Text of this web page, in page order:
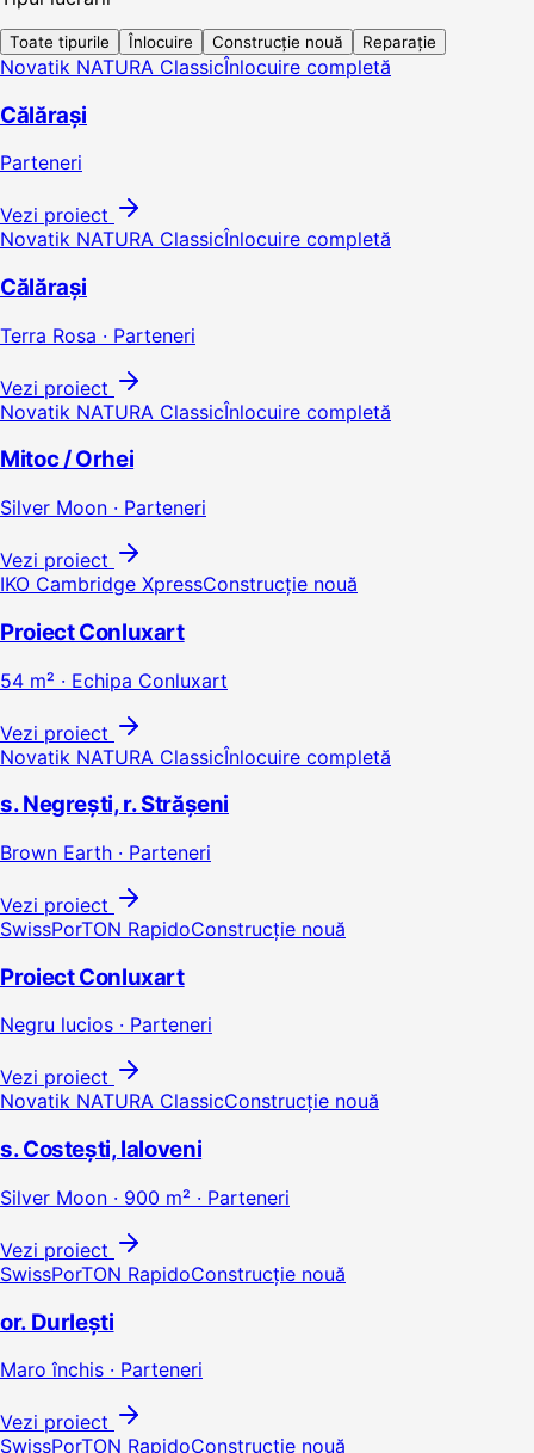
Toate tipurile Înlocuire Construcție nouă Reparație
Novatik NATURA ClassicÎnlocuire completă
Călărași
Parteneri
Vezi proiect
Novatik NATURA ClassicÎnlocuire completă
Călărași
Terra Rosa · Parteneri
Vezi proiect
Novatik NATURA ClassicÎnlocuire completă
Mitoc / Orhei
Silver Moon · Parteneri
Vezi proiect
IKO Cambridge XpressConstrucție nouă
Proiect Conluxart
54 m² · Echipa Conluxart
Vezi proiect
Novatik NATURA ClassicÎnlocuire completă
s. Negrești, r. Strășeni
Brown Earth · Parteneri
Vezi proiect
SwissPorTON RapidoConstrucție nouă
Proiect Conluxart
Negru lucios · Parteneri
Vezi proiect
Novatik NATURA ClassicConstrucție nouă
s. Costești, Ialoveni
Silver Moon · 900 m² · Parteneri
Vezi proiect
SwissPorTON RapidoConstrucție nouă
or. Durlești
Maro închis · Parteneri
Vezi proiect
SwissPorTON RapidoConstrucție nouă